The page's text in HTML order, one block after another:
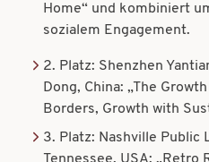
Home“ und kombiniert
sozialem Engagement.
2. Platz: Shenzhen
Dong, China: „The
Borders, Growth with
3. Platz: Nashville Public